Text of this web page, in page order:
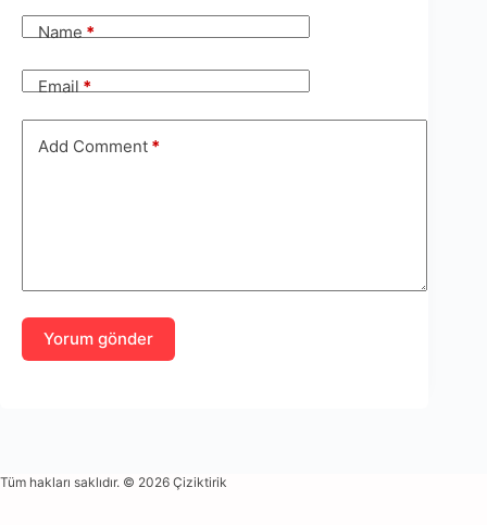
Name*
Email*
Add Comment *
Yorum gönder
Tüm hakları saklıdır. © 2026 Çiziktirik